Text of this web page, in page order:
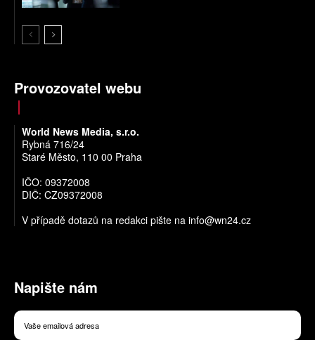
Provozovatel webu
World News Media, s.r.o.
Rybná 716/24
Staré Město, 110 00 Praha
IČO: 09372008
DIČ: CZ09372008
V případě dotazů na redakci pište na info@wn24.cz
Napište nám